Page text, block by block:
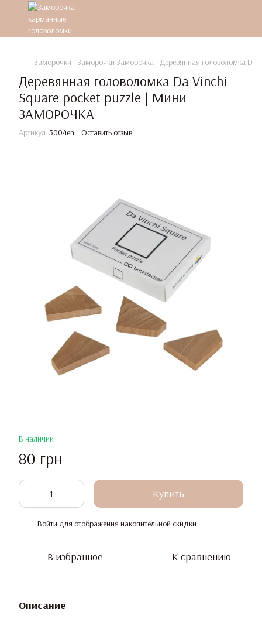
Заморочки Заморочки Заморочка Деревянная головоломка
Деревянная головоломка Da Vinchi
Square pocket puzzle | Мини
ЗАМОРОЧКА
Артикул: 5004en Оставить отзыв
В наличии
80 грн
Купить
Войти для отображения накопительной скидки
В избранное К сравнению
Описание